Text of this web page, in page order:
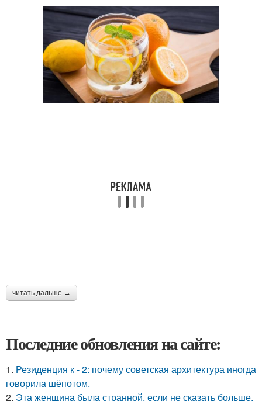
читать дальше →
Последние обновления на сайте:
1. Резиденция к - 2: почему советская архитектура иногда
говорила шёпотом.
2. Эта женщина была странной, если не сказать больше.